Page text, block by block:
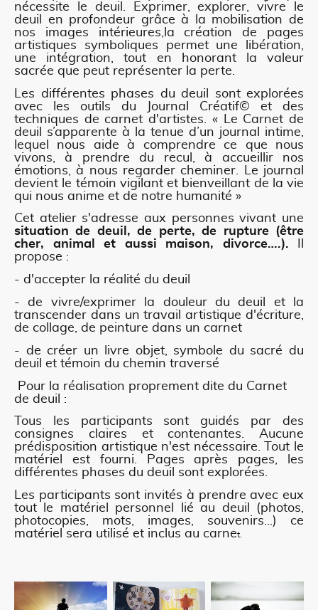
nécessite le deuil. Exprimer, explorer, vivre le
deuil en profondeur grâce à la mobilisation de
nos images intérieures,la création de pages
artistiques symboliques permet une libération,
une intégration, tout en honorant la valeur
sacrée que peut représenter la perte.
Les différentes phases du deuil sont explorées
avec les outils du Journal Créatif© et des
techniques de carnet d'artistes. « Le Carnet de
deuil s’apparente à la tenue d’un journal intime,
lequel nous aide à comprendre ce que nous
vivons, à prendre du recul, à accueillir nos
émotions, à nous regarder cheminer. Le journal
devient le témoin vigilant et bienveillant de la vie
qui nous anime et de notre humanité »
Cet atelier s'adresse aux personnes vivant une
situation de deuil, de perte, de rupture (être
cher, animal et aussi maison, divorce….).
propose :
- d'accepter la réalité du deuil
- de vivre/exprimer la douleur du deuil et la
transcender dans un travail artistique d'écriture,
de collage, de peinture dans un carnet
- de créer un livre objet, symbole du sacré du
deuil et témoin du chemin traversé
Pour la réalisation proprement dite du Carnet
de deuil :
Tous les participants sont guidés par des
consignes claires et contenantes. Aucune
prédisposition artistique n'est nécessaire. Tout le
matériel est fourni. Pages après pages, les
différentes phases du deuil sont explorées.
Les participants sont invités à prendre avec eux
tout le matériel personnel lié au deuil (photos,
photocopies, mots, images, souvenirs...) ce
matériel sera utilisé et inclus au carnet.